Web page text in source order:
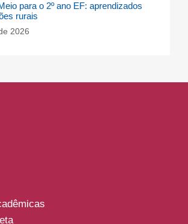
para o 2º ano EF: aprendizados
rurais
2026